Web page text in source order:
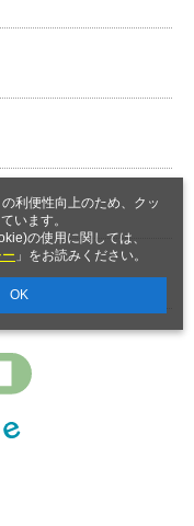
利便性向上のため、クッ
います。
の使用に関しては、
」をお読みください。
OK